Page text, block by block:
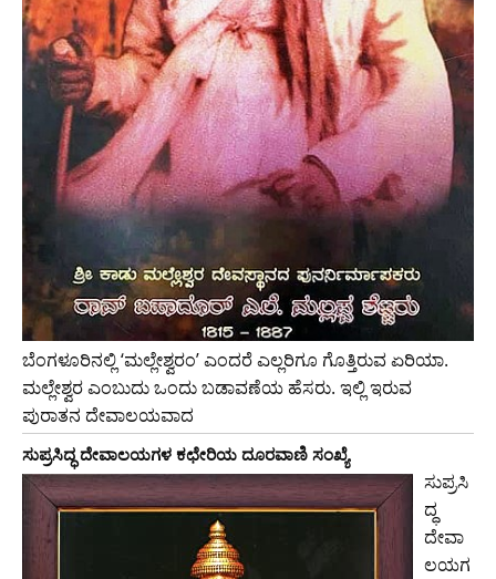
ಬೆಂಗಳೂರಿನಲ್ಲಿ ‘ಮಲ್ಲೇಶ್ವರಂ’ ಎಂದರೆ ಎಲ್ಲರಿಗೂ ಗೊತ್ತಿರುವ ಏರಿಯಾ.
ಮಲ್ಲೇಶ್ವರ ಎಂಬುದು ಒಂದು ಬಡಾವಣೆಯ ಹೆಸರು. ಇಲ್ಲಿ ಇರುವ
ಪುರಾತನ ದೇವಾಲಯವಾದ
ಸುಪ್ರಸಿದ್ಧ ದೇವಾಲಯಗಳ ಕಛೇರಿಯ ದೂರವಾಣಿ ಸಂಖ್ಯೆ
ಸುಪ್ರಸಿ
ದ್ಧ
ದೇವಾ
ಲಯಗ